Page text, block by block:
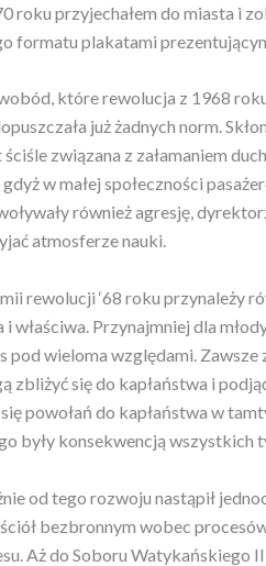
roku przyjechałem do miasta i
formatu plakatami
które rewolucja z 1968
już żadnych norm.
ściśle związana z załamaniem
w małej społeczności
również agresję,
atmosferze nauki.
rewolucji ‘68 roku przynależy
właściwa. Przynajmniej dla
pod wieloma względami. Zawsze
zbliżyć się do kapłaństwa i
się powołań do kapłaństwa w
były konsekwencją wszystkich
od tego rozwoju nastąpił
bezbronnym wobec
Aż do Soboru Watykańskiego